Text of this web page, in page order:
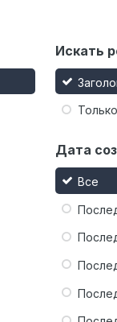
Искать
Дата
Все